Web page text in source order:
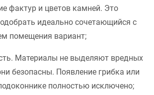
фактур и цветов камней. Это
идеально сочетающийся с
помещения вариант;
Материалы не выделяют вредных
безопасны. Появление грибка или
полностью исключено;